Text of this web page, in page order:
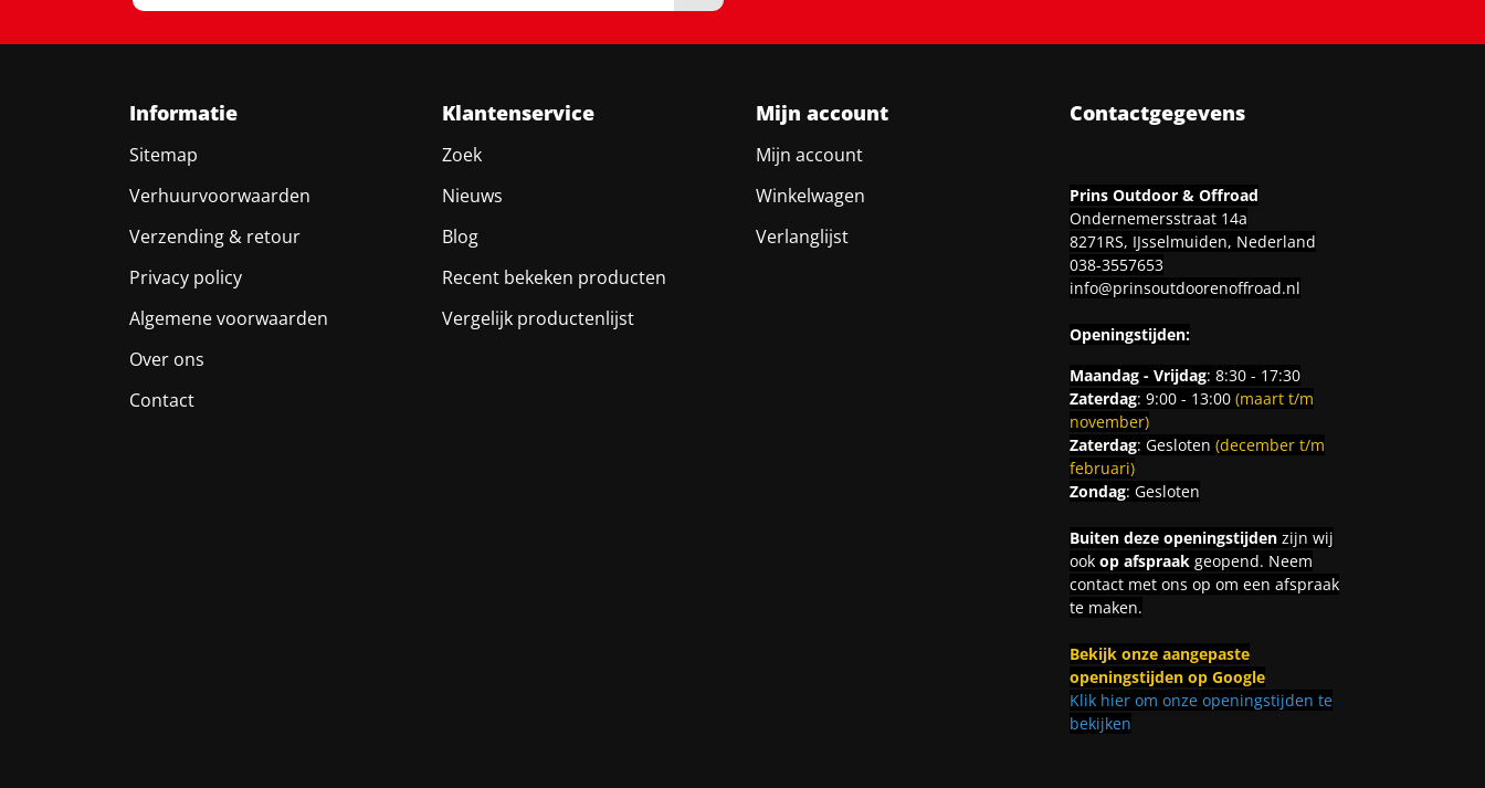
Informatie
Sitemap
Verhuurvoorwaarden
Verzending & retour
Privacy policy
Algemene voorwaarden
Over ons
Contact
Klantenservice
Zoek
Nieuws
Blog
Recent bekeken producten
Vergelijk productenlijst
Mijn account
Mijn account
Winkelwagen
Verlanglijst
Contactgegevens
Prins Outdoor & Offroad
Ondernemersstraat 14a
8271RS, IJsselmuiden, Nederland
038-3557653
info@prinsoutdoorenoffroad.nl
Openingstijden:
Maandag - Vrijdag: 8:30 - 17:30
Zaterdag: 9:00 - 13:00 (maart t/m
november)
Zaterdag: Gesloten (december t/m
februari)
Zondag: Gesloten
Buiten deze openingstijdenzijn wij
ook op afspraakgeopend. Neem
contact met ons op om een afspraak
te maken.
Bekijk onze aangepaste
openingstijden op Google
Klik hier om onze openingstijden te
bekijken